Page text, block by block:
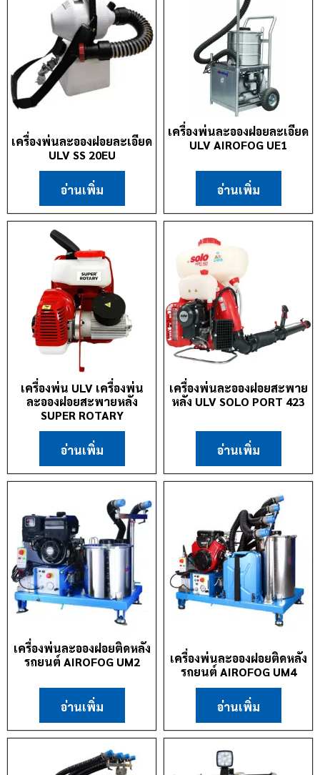
เครื่องพ่นละอองฝอยละเอียด
ULV SS 20EU
อ่านเพิ่ม
เครื่องพ่นละอองฝอยละเอียด
ULV AIROFOG UE1
อ่านเพิ่ม
เครื่องพ่น ULV เครื่องพ่น
ละอองฝอยสะพายหลัง
SUPER ROTARY
อ่านเพิ่ม
เครื่องพ่นละอองฝอยสะพาย
หลัง ULV SOLO PORT 423
อ่านเพิ่ม
เครื่องพ่นละอองฝอยติดหลัง
รถยนต์ AIROFOG UM2
อ่านเพิ่ม
เครื่องพ่นละอองฝอยติดหลัง
รถยนต์ AIROFOG UM4
อ่านเพิ่ม